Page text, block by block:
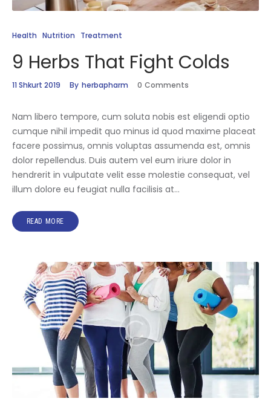
Health Nutrition Treatment
9 Herbs That Fight Colds
11 Shkurt 2019 By herbapharm 0 Comments
Nam libero tempore, cum soluta nobis est eligendi optio
cumque nihil impedit quo minus id quod maxime placeat
facere possimus, omnis voluptas assumenda est, omnis
dolor repellendus. Duis autem vel eum iriure dolor in
hendrerit in vulputate velit esse molestie consequat, vel
illum dolore eu feugiat nulla facilisis at…
READ MORE